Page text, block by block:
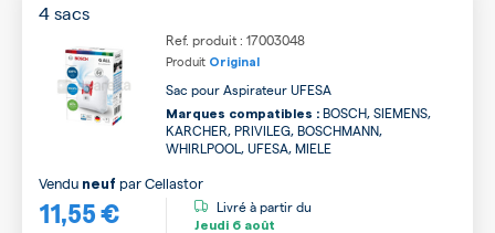
4 sacs
Ref. produit : 17003048
Produit Original
Sac pour Aspirateur UFESA
Marques compatibles : BOSCH, SIEMENS,
KARCHER, PRIVILEG, BOSCHMANN,
WHIRLPOOL, UFESA, MIELE
11,55 €
Vendu neuf parCellastor
Livré à partir du
Jeudi 6 août